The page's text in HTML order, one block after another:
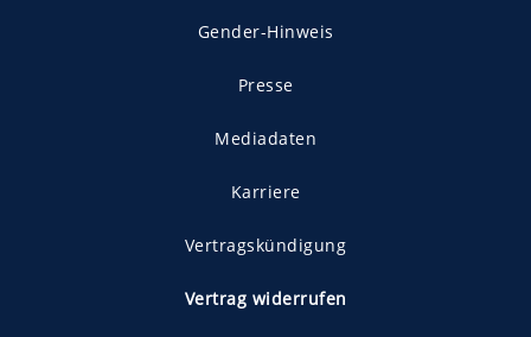
Gender-Hinweis
Presse
Mediadaten
Karriere
Vertragskündigung
Vertrag widerrufen